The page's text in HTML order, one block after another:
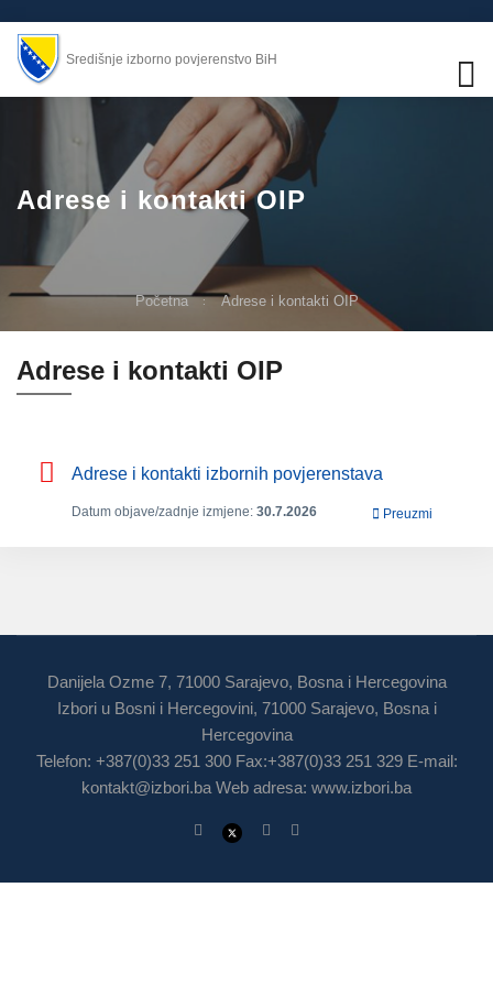
Središnje izborno povjerenstvo BiH
Adrese i kontakti OIP
Početna Adrese i kontakti OIP
Adrese i kontakti OIP
Adrese i kontakti izbornih povjerenstava
Datum objave/zadnje izmjene: 30.7.2026 Preuzmi
Danijela Ozme 7, 71000 Sarajevo, Bosna i Hercegovina
Izbori u Bosni i Hercegovini, 71000 Sarajevo, Bosna i
Hercegovina
Telefon: +387(0)33 251 300 Fax:+387(0)33 251 329 E-mail:
kontakt@izbori.ba Web adresa: www.izbori.ba